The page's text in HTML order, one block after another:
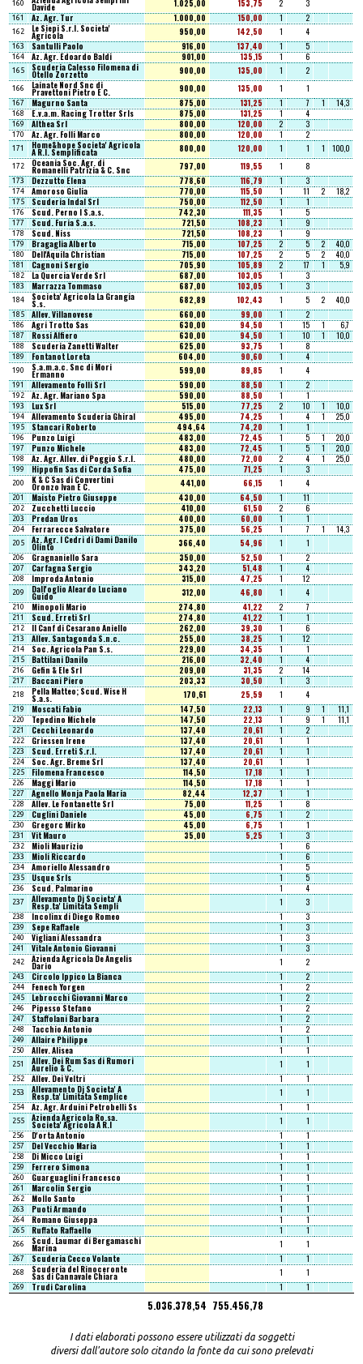
160 Davide 1.025,00 153,75 2 3
161 Az. Agr. Tur 1.000,00 150,00 1 2
162 Le Siepi S.r.l. Societa'
Agricola 950,00 142,50 1 4
163 Santulli Paolo 916,00 137,40 1 5
164 Az. Agr. Edoardo Baldi 901,00 135,15 1 6
165 Scuderia Calesso Filomena di
Otello Zorzetto 900,00 135,00 1 2
166 Lainate Nord Snc di
Pravettoni Pietro E C. 900,00 135,00 1 1
167 Magurno Santa 875,00 131,25 1 7 1 14,3
168 E.v.a.m. Racing Trotter Srls 875,00 131,25 1 4
169 Althea Srl 800,00 120,00 2 3
170 Az. Agr. Folli Marco 800,00 120,00 1 2
171 Home&hope Societa' Agricola
A R.l. Semplificata 800,00 120,00 1 1 1 100,0
172 Oceania Soc. Agr. di
Romanelli Patrizia & C. Snc 797,00 119,55 1 8
173 Dezzutto Elena 778,60 116,79 1 3
174 Amoroso Giulia 770,00 115,50 1 11 2 18,2
175 Scuderia Indal Srl 750,00 112,50 1 1
176 Scud. Perno I S.a.s. 742,30 111,35 1 5
177 Scud. Furia S.a.s. 721,50 108,23 1 9
178 Scud. Niss 721,50 108,23 1 9
179 Bragaglia Alberto 715,00 107,25 2 5 2 40,0
180 Dell'Aquila Christian 715,00 107,25 2 5 2 40,0
181 Cagnoni Sergio 705,90 105,89 2 17 1 5,9
182 La Quercia Verde Srl 687,00 103,05 1 3
183 Marrazza Tommaso 687,00 103,05 1 3
184 Societa' Agricola La Grangia
S.s. 682,89 102,43 1 5 2 40,0
185 Allev. Villanovese 660,00 99,00 1 2
186 Agri Trotto Sas 630,00 94,50 1 15 1 6,7
187 Rossi Alfiero 630,00 94,50 1 10 1 10,0
188 Scuderia Zanetti Walter 625,00 93,75 1 8
189 Fontanot Loreta 604,00 90,60 1 4
190 S.a.m.a.c. Snc di Mori
Ermanno 599,00 89,85 1 4
191 Allevamento Folli Srl 590,00 88,50 1 2
192 Az. Agr. Mariano Spa 590,00 88,50 1 1
193 Lux Srl 515,00 77,25 2 10 1 10,0
194 Allevamento Scuderia Ghiral 495,00 74,25 1 4 1 25,0
195 Stancari Roberto 494,64 74,20 1 1
196 Punzo Luigi 483,00 72,45 1 5 1 20,0
197 Punzo Michele 483,00 72,45 1 5 1 20,0
198 Az. Agr. Allev. di Poggio S.r.l. 480,00 72,00 2 4 1 25,0
199 Hippofin Sas di Corda Sofia 475,00 71,25 1 3
200 K & C Sas di Convertini
Oronzo Ivan E C. 441,00 66,15 1 4
201 Maisto Pietro Giuseppe 430,00 64,50 1 11
202 Zucchetti Luccio 410,00 61,50 2 6
203 Predan Uros 400,00 60,00 1 1
204 Ferrarecce Salvatore 375,00 56,25 1 7 1 14,3
205 Az. Agr. I Cedri di Dami Danilo
Olinto 366,40 54,96 1 1
206 Gragnaniello Sara 350,00 52,50 1 2
207 Carfagna Sergio 343,20 51,48 1 4
208 Improda Antonio 315,00 47,25 1 12
209 Dall'oglio Aleardo Luciano
Guido 312,00 46,80 1 4
210 Minopoli Mario 274,80 41,22 2 7
211 Scud. Erreti Srl 274,80 41,22 1 1
212 Il Canf di Cesarano Aniello 262,00 39,30 1 6
213 Allev. Santagonda S.n.c. 255,00 38,25 1 12
214 Soc. Agricola Pan S.s. 229,00 34,35 1 1
215 Battilani Danilo 216,00 32,40 1 4
216 Gefin & Ele Srl 209,00 31,35 2 14
217 Baccani Piero 203,33 30,50 1 3
218 Pella Matteo; Scud. Wise H
S.a.s. 170,61 25,59 1 4
219 Moscati Fabio 147,50 22,13 1 9 1 11,1
220 Tepedino Michele 147,50 22,13 1 9 1 11,1
221 Cecchi Leonardo 137,40 20,61 1 2
222 Griessen Irene 137,40 20,61 1 1
223 Scud. Erreti S.r.l. 137,40 20,61 1 1
224 Soc. Agr. Breme Srl 137,40 20,61 1 1
225 Filomena Francesco 114,50 17,18 1 1
226 Maggi Mario 114,50 17,18 1 1
227 Agnello Monja Paola Maria 82,44 12,37 1 1
228 Allev. Le Fontanette Srl 75,00 11,25 1 8
229 Cuglini Daniele 45,00 6,75 1 2
230 Gregorc Mirko 45,00 6,75 1 1
231 Vit Mauro 35,00 5,25 1 3
232 Mioli Maurizio 1 6
233 Mioli Riccardo 1 6
234 Amoriello Alessandro 1 5
235 Usque Srls 1 5
236 Scud. Palmarino 1 4
237 Allevamento Dj Societa' A
Resp.ta' Limitata Sempli 1 3
238 Incolinx di Diego Romeo 1 3
239 Sepe Raffaele 1 3
240 Vigliani Alessandra 1 3
241 Vitale Antonio Giovanni 1 3
242 Azienda Agricola De Angelis
Dario 1 2
243 Circolo Ippico La Bianca 1 2
244 Fenech Yorgen 1 2
245 Lebrocchi Giovanni Marco 1 2
246 Pipesso Stefano 1 2
247 Staffolani Barbara 1 2
248 Tacchio Antonio 1 2
249 Allaire Philippe 1 1
250 Allev. Alisea 1 1
251 Allev. Dei Rum Sas di Rumori
Aurelio & C. 1 1
252 Allev. Dei Veltri 1 1
253 Allevamento Dj Societa' A
Resp.ta' Limitata Semplice 1 1
254 Az. Agr. Arduini Petrobelli Ss 1 1
255 Azienda Agricola Ro.sa.
Societa' Agricola A R.l 1 1
256 D'orta Antonio 1 1
257 Del Vecchio Maria 1 1
258 Di Micco Luigi 1 1
259 Ferrero Simona 1 1
260 Guarguaglini Francesco 1 1
261 Marcolin Sergio 1 1
262 Mollo Santo 1 1
263 Puoti Armando 1 1
264 Romano Giuseppa 1 1
265 Ruffato Raffaello 1 1
266 Scud. Laumar di Bergamaschi
Marina 1 1
267 Scuderia Cecco Volante 1 1
268 Scuderia del Rinoceronte
Sas di Cannavale Chiara 1 1
269 Trudi Carolina 1 1
5.036.378,54 755.456,78
I dati elaborati possono essere utilizzati da soggetti
diversi dall'autore solo citando la fonte da cui sono prelevati